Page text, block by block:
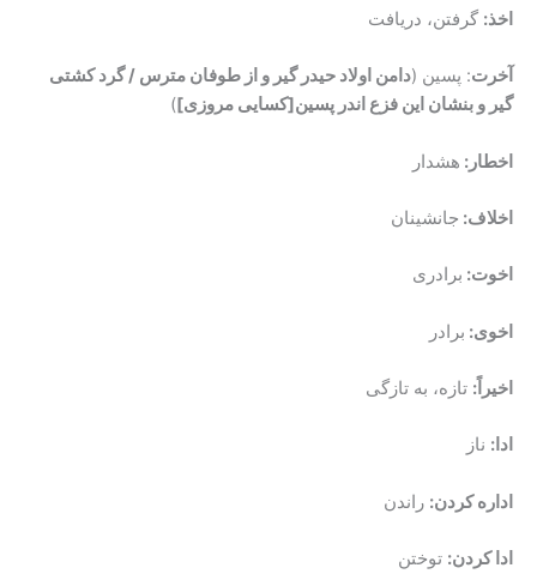
اخذ: گرفتن، دریافت
آخرت: پسین (دامن اولاد حیدر گیر و از طوفان مترس / گرد کشتی
گیر و بنشان این فزع اندر پسین[کسایی مروزی])
اخطار: هشدار
اخلاف: جانشینان
اخوت: برادری
اخوی: برادر
اخیراً: تازه، به تازگی
ادا: ناز
اداره کردن: راندن
ادا کردن: توختن